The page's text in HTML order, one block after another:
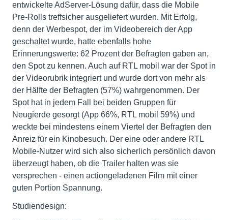
entwickelte AdServer-Lösung dafür, dass die Mobile
Pre-Rolls treffsicher ausgeliefert wurden. Mit Erfolg,
denn der Werbespot, der im Videobereich der App
geschaltet wurde, hatte ebenfalls hohe
Erinnerungswerte: 62 Prozent der Befragten gaben an,
den Spot zu kennen. Auch auf RTL mobil war der Spot in
der Videorubrik integriert und wurde dort von mehr als
der Hälfte der Befragten (57%) wahrgenommen. Der
Spot hat in jedem Fall bei beiden Gruppen für
Neugierde gesorgt (App 66%, RTL mobil 59%) und
weckte bei mindestens einem Viertel der Befragten den
Anreiz für ein Kinobesuch. Der eine oder andere RTL
Mobile-Nutzer wird sich also sicherlich persönlich davon
überzeugt haben, ob die Trailer halten was sie
versprechen - einen actiongeladenen Film mit einer
guten Portion Spannung.
Studiendesign: